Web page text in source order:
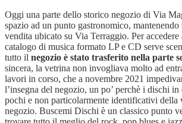
Oggi una parte dello storico negozio di Via
spazio ad un punto gastronomico,
vendita ubicato su Via Terraggio. Per accedere
catalogo di musica formato LP e CD serve
tutto il negozio è stato trasferito nella parte
sincera, la vetrina non invogliava molto ad
lavori in corso, che a novembre 2021
l’insegna del negozio, un po’ perchè i dischi in
pochi e non particolarmente identificativi della
negozio. Buscemi Dischi è un classico punto